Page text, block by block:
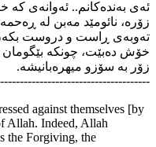
ئه‌ی به‌نده‌کانم.. ئه‌وانه‌ی که
زۆره‌، نائومێد مه‌بن له
ته‌وبه‌ی ڕاست و دروست
خۆش ده‌بێت، چونکه بێگومان
زۆر به سۆزو میهره‌بانیشه‌.
against themselves [by
Allah. Indeed, Allah
the Forgiving, the